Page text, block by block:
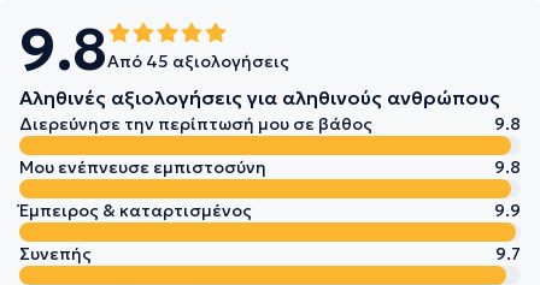
9.8Από 45 αξιολογήσεις
Αληθινές αξιολογήσεις για αληθινούς ανθρώπους
Διερεύνησε την περίπτωσή μου σε βάθος
9.8
Μου ενέπνευσε εμπιστοσύνη
9.8
Έμπειρος & καταρτισμένος
9.9
Συνεπής
9.7